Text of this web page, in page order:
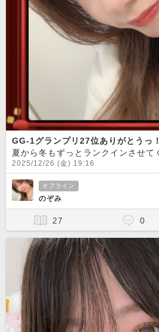
GG-1グランプリ27位ありがとうっ！
2025/12/26 (金) 19:16
オフライン
のぞみ
27 0